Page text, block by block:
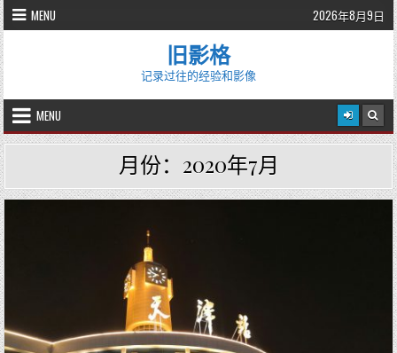
Skip
to
content
MENU 2026年8月9日
旧影格
记录过往的经验和影像
MENU
月份：2020年7月
s
t
e
d
i